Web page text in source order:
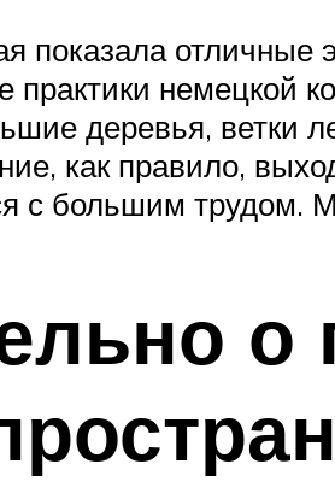
показала
практики немецкой
деревья, ветки
как правило,
с большим трудом.
о